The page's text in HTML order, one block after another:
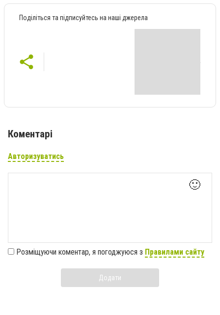
Поділіться та підписуйтесь на наші джерела
Коментарі
Авторизуватись
🙂
Розміщуючи коментар, я погоджуюся з Правилами сайту
Додати